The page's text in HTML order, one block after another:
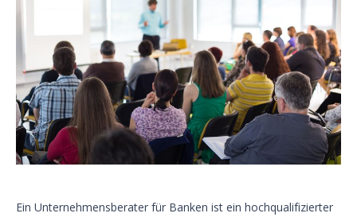
Ein Unternehmensberater für Banken ist ein hochqualifizierter